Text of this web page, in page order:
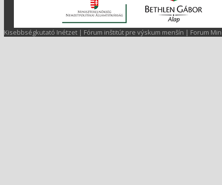
Kisebbségkutató Inétzet | Fórum inštitút pre výskum menšín | Forum